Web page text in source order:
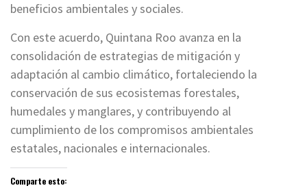
beneficios ambientales y sociales.
Con este acuerdo, Quintana Roo avanza en la
consolidación de estrategias de mitigación y
adaptación al cambio climático, fortaleciendo la
conservación de sus ecosistemas forestales,
humedales y manglares, y contribuyendo al
cumplimiento de los compromisos ambientales
estatales, nacionales e internacionales.
Comparte esto: